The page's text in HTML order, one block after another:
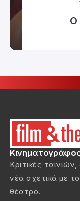
Ο
Κριτικές
νέα σχετικά με
θέατρο.